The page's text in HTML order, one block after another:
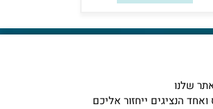
שלנו
הנציגים ייחזור אליכם